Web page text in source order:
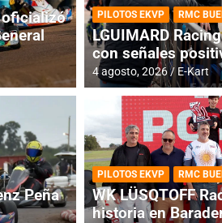
RMC BUENOS AIRES
Cerró una
oficializó
Peña
PILOTOS EKVP RMC
LGUIMARD
con señales
4 agosto, 2026 E-Kart
PILOTOS EKVP RMC
WK LÜSQTOFF
historia en